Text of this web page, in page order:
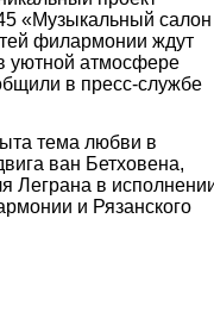
«Музыкальный салон
филармонии ждут
уютной атмосфере
в пресс-службе
тема любви в
ван Бетховена,
Леграна в
и Рязанского